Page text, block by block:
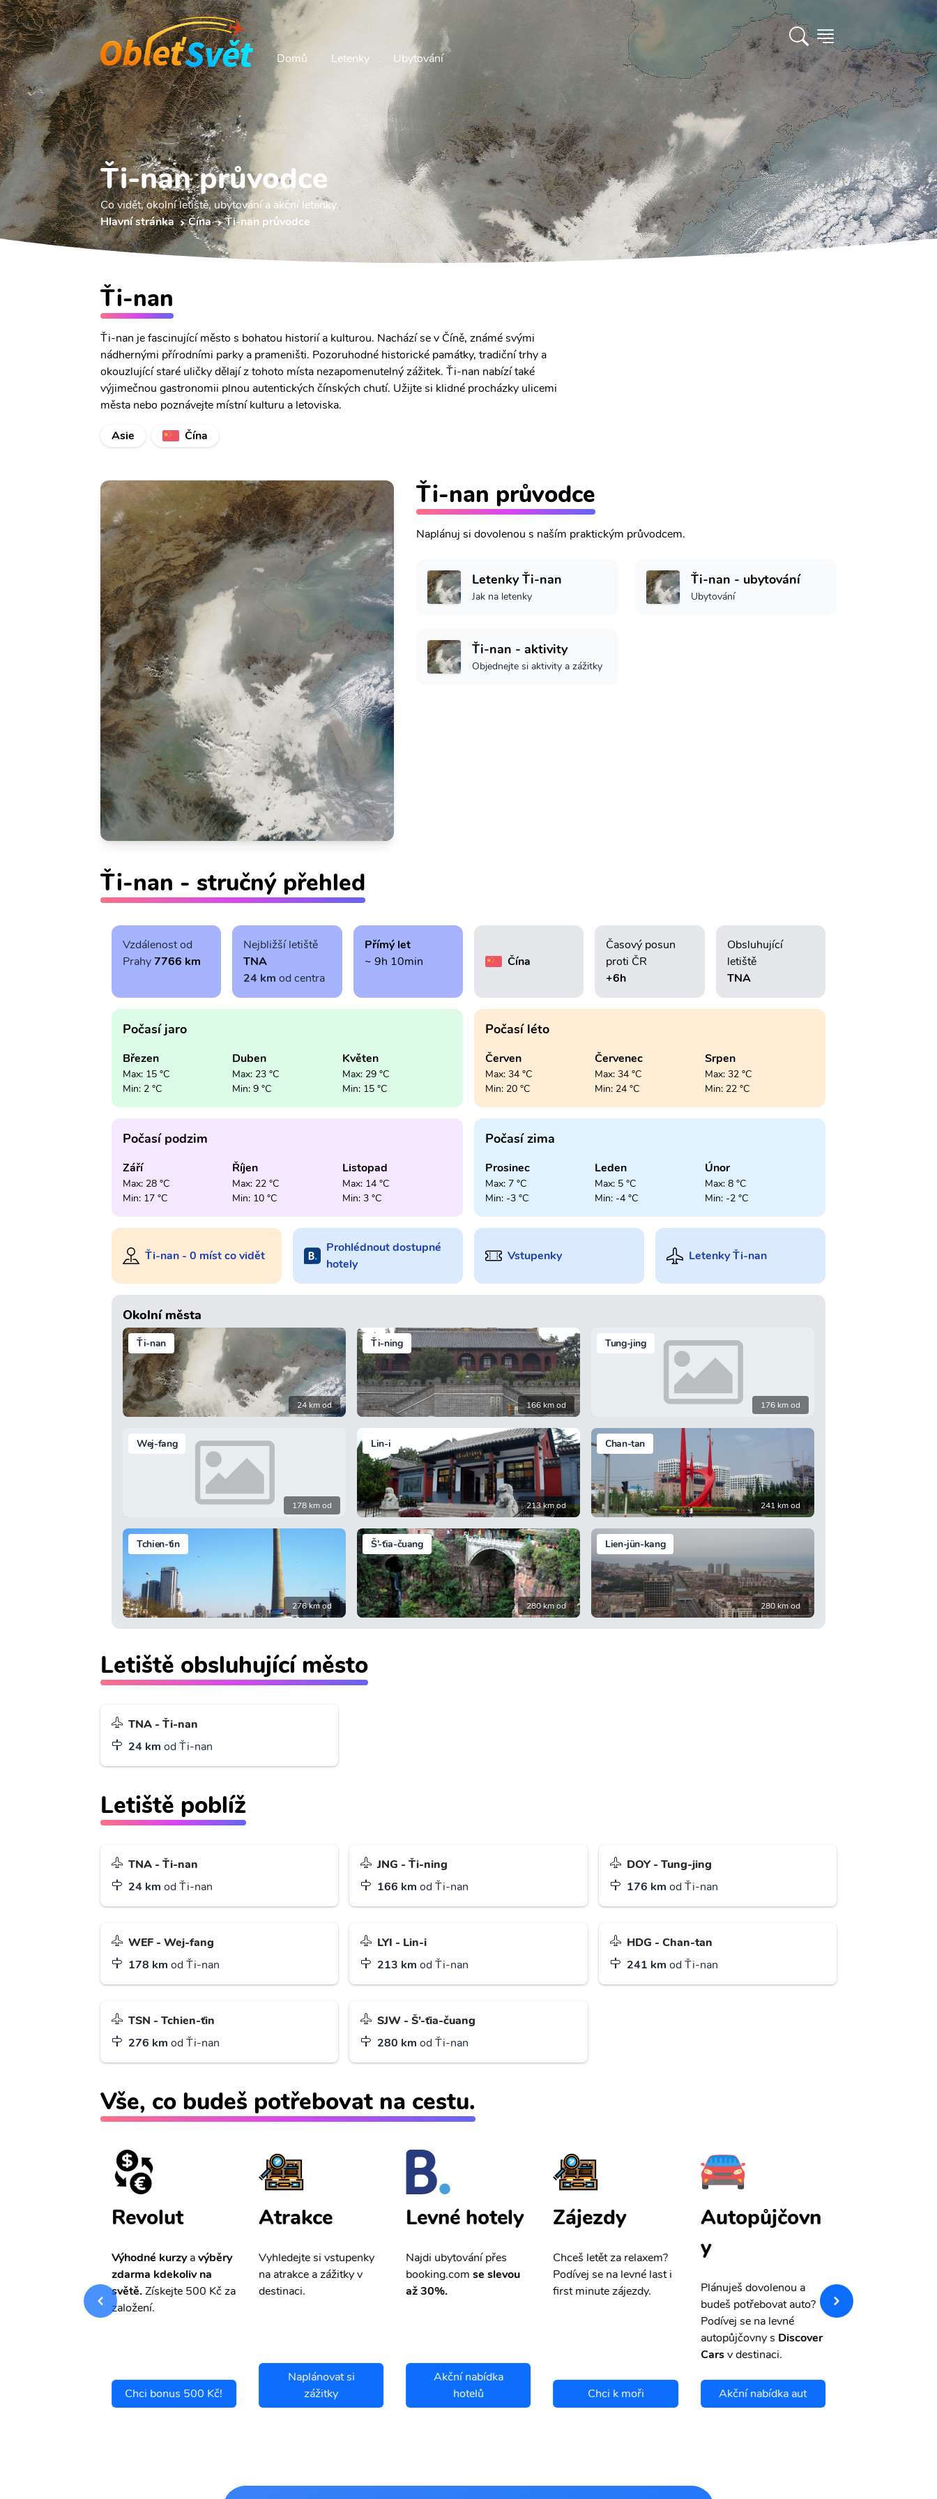
Domů Letenky Ubytování
Ťi-nan průvodce
Co vidět, okolní letiště, ubytování a akční letenky.
Hlavní stránka
Čína Ťi-nan průvodce
Ťi-nan
Ťi-nan je fascinující město s bohatou historií a kulturou. Nachází se v Číně, známé svými
nádhernými přírodními parky a prameništi. Pozoruhodné historické památky, tradiční trhy a
okouzlující staré uličky dělají z tohoto místa nezapomenutelný zážitek. Ťi-nan nabízí také
výjimečnou gastronomii plnou autentických čínských chutí. Užijte si klidné procházky ulicemi
města nebo poznávejte místní kulturu a letoviska.
Asie
Čína
Ťi-nan průvodce
Naplánuj si dovolenou s naším praktickým průvodcem.
Letenky Ťi-nan
Jak na letenky
Ťi-nan - ubytování
Ubytování
Ťi-nan - aktivity
Objednejte si aktivity a zážitky
Ťi-nan - stručný přehled
Vzdálenost od
Prahy7766 km
Nejbližší letiště
TNA
24 km od centra
Přímý let
~ 9h 10min
Čína
Časový posun
proti ČR
+6h
Obsluhující
letiště
TNA
Počasí jaro
Březen
Max: 15 °C
Min: 2 °C
Duben
Max: 23 °C
Min: 9 °C
Květen
Max: 29 °C
Min: 15 °C
Počasí léto
Červen
Max: 34 °C
Min: 20 °C
Červenec
Max: 34 °C
Min: 24 °C
Srpen
Max: 32 °C
Min: 22 °C
Počasí podzim
Září
Max: 28 °C
Min: 17 °C
Říjen
Max: 22 °C
Min: 10 °C
Listopad
Max: 14 °C
Min: 3 °C
Počasí zima
Prosinec
Max: 7 °C
Min: -3 °C
Leden
Max: 5 °C
Min: -4 °C
Únor
Max: 8 °C
Min: -2 °C
Ťi-nan - 0 míst co vidět
Prohlédnout dostupné
hotely
Vstupenky Letenky Ťi-nan
Okolní města
Ťi-nan
24 km od
Ťi-ning
166 km od
Tung-jing
176 km od
Wej-fang
178 km od
Lin-i
213 km od
Chan-tan
241 km od
Tchien-ťin
276 km od
Š’-ťia-čuang
280 km od
Lien-jün-kang
280 km od
Letiště obsluhující město
TNA - Ťi-nan
24 km od Ťi-nan
Letiště poblíž
TNA - Ťi-nan
24 km od Ťi-nan
JNG - Ťi-ning
166 km od Ťi-nan
DOY - Tung-jing
176 km od Ťi-nan
WEF - Wej-fang
178 km od Ťi-nan
LYI - Lin-i
213 km od Ťi-nan
HDG - Chan-tan
241 km od Ťi-nan
TSN - Tchien-ťin
276 km od Ťi-nan
SJW - Š’-ťia-čuang
280 km od Ťi-nan
Vše, co budeš potřebovat na cestu.
Revolut
Výhodné kurzyavýběry
zdarma kdekoliv na
světě.Získejte 500 Kč za
založení.
Chci bonus 500 Kč!
Atrakce
Vyhledejte si vstupenky
na atrakce a zážitky v
destinaci.
Naplánovat si
zážitky
Levné hotely
Najdi ubytování přes
booking.comse slevou
až 30%.
Akční nabídka
hotelů
Zájezdy
Chceš letět za relaxem?
Podívej se na levné last i
first minute zájezdy.
Chci k moři
Autopůjčovn
y
Plánuješ dovolenou a
budeš potřebovat auto?
Podívej se na levné
autopůjčovny s Discover
Carsv destinaci.
Akční nabídka aut
pojištění a
storno.